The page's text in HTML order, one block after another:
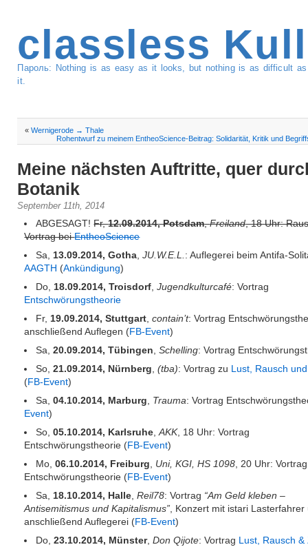
classless
Пароль: Nothing is as easy as it looks, but nothing is as difficult
it.
«Wernigerode → Thale
Rohentwurf zu meinem EntheoScience-Beitrag: Solidarität, Kritik und
Meine nächsten Auftritte, quer
Botanik
September 11th, 2014
ABGESAGT!Fr,12.09.2014, Potsdam,Freiland, 18 Uhr:
Vortrag beiEntheoScience
Sa, 13.09.2014, Gotha ,JU.W.E.L. : Auflegerei beim Antifa-
AAGTH (Ankündigung)
Do, 18.09.2014, Troisdorf ,Jugendkulturcafé: Vortrag
Entschwörungstheorie
Fr, 19.09.2014, Stuttgart ,contain’t: Vortrag
anschließend Auflegen (FB-Event)
Sa,20.09.2014, Tübingen ,Schelling: Vortrag
So,21.09.2014, Nürnberg ,(tba): Vortrag zu Lust, Rausch
(FB-Event)
Sa,04.10.2014, Marburg Trauma: Vortrag
Event)
So,05.10.2014, Karlsruhe ,AKK, 18 Uhr: Vortrag
Entschwörungstheorie (FB-Event)
Mo,06.10.2014, Freiburg Uni, KGI, HS 1098 , 20 Uhr: Vortrag
Entschwörungstheorie (FB-Event)
Sa, 18.10.2014, Halle ,Reil78: Vortrag “Am Geld kleben –
Antisemitismus und Kapitalismus” , Konzert mit istari Lasterfahrer
anschließend Auflegerei (FB-Event)
Do,23.10.2014, Münster,Don Qijote: Vortrag Lust, Rausch &